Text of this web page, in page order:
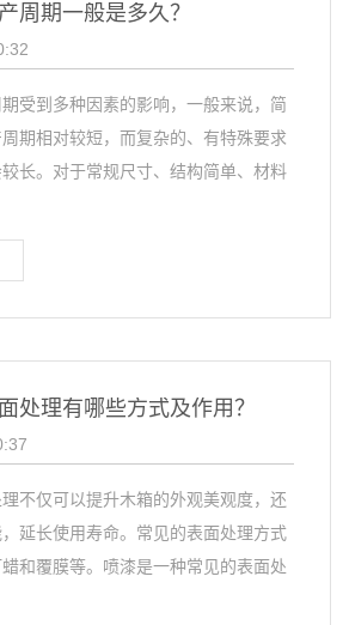
周期一般是多久？
受到多种因素的影响，一般来说，简
期相对较短，而复杂的、有特殊要求
长。对于常规尺寸、结构简单、材料
处理有哪些方式及作用？
不仅可以提升木箱的外观美观度，还
延长使用寿命。常见的表面处理方式
和覆膜等。喷漆是一种常见的表面处